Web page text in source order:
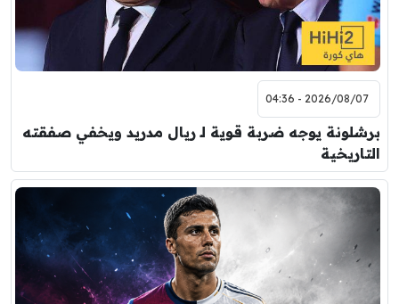
2026/08/07 - 04:36
برشلونة يوجه ضربة قوية لـ ريال مدريد ويخفي صفقته
التاريخية